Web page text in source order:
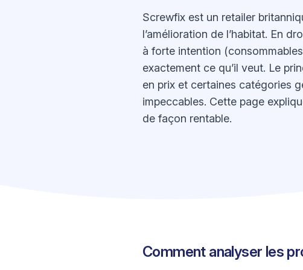
Screwfix est un retailer
l’amélioration de l’habitat. En
à forte intention
exactement ce qu’il veut. Le
en prix et certaines catégories
impeccables. Cette page
de façon rentable.
Comment analyser les